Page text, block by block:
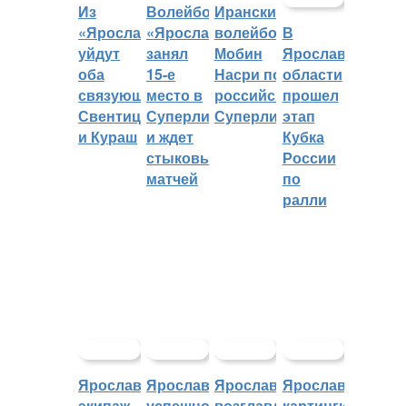
Из
«Ярославича»
уйдут
оба
связующих:
Свентицкис
и Кураш
Волейбольный
«Ярославич»
занял
15-е
место в
Суперлиге
и ждет
стыковых
матчей
Иранский
волейболист
Мобин
Насри покинет
российскую
Суперлигу
В
Ярославской
области
прошел
этап
Кубка
России
по
ралли
ЯрославскийЯрославцыЯрославцыЯрославские